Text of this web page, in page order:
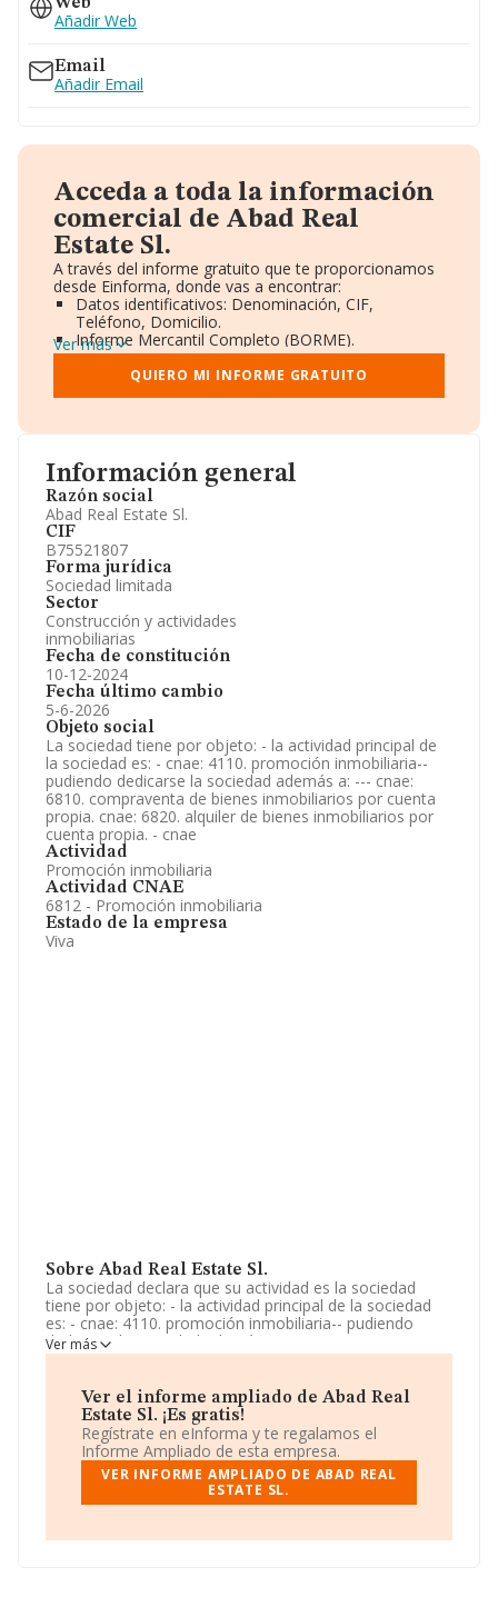
Información general
Razón social
Abad Real Estate Sl.
CIF
B75521807
Forma jurídica
Sociedad limitada
Sector
Construcción y actividades
inmobiliarias
Fecha de constitución
10-12-2024
Fecha último cambio
5-6-2026
Objeto social
La sociedad tiene por objeto: - la actividad principal de
la sociedad es: - cnae: 4110. promoción inmobiliaria--
pudiendo dedicarse la sociedad además a: --- cnae:
6810. compraventa de bienes inmobiliarios por cuenta
propia. cnae: 6820. alquiler de bienes inmobiliarios por
cuenta propia. - cnae
Actividad
Promoción inmobiliaria
Actividad CNAE
6812 - Promoción inmobiliaria
Estado de la empresa
Viva
Sobre Abad Real Estate Sl.
La sociedad declara que su actividad es la sociedad
tiene por objeto: - la actividad principal de la sociedad
es: - cnae: 4110. promoción inmobiliaria-- pudiendo
dedicarse la sociedad además a: --- cnae: 6810.
compraventa de bienes inmobiliarios por cuenta propia.
propia. - cnae. La sociedad está inscrita en el Registro
Mercantil como Sociedad Limitada. Tiene CNAE: 6812 -
'%cnae%'. La compañía no tiene actividad en mercados
exteriores.
La sociedad española Abad Real Estate S.L, con CIF
B75521807, está situada en Avenida De Los Angeles
De Alarcón, Madrid.
Ver más
Ver el informe ampliado de Abad Real
Estate Sl. ¡Es gratis!
Regístrate en eInforma y te regalamos el
Informe Ampliado de esta empresa.
VER INFORME AMPLIADO DE ABAD REAL
ESTATE SL.
Añadir Web
Email
Añadir Email
Acceda a toda la información
comercial de Abad Real
Estate Sl.
A través del informe gratuito que te proporcionamos
desde Einforma, donde vas a encontrar:
Datos identificativos: Denominación, CIF,
Teléfono, Domicilio.
Informe Mercantil Completo (BORME).
Gráficos de Evolución Ventas y Empleados.
Consejo de Administración y Administradores.
Directivos y Ejecutivos.
Información oficial y registral complementaria.
Ver más
QUIERO MI INFORME GRATUITO